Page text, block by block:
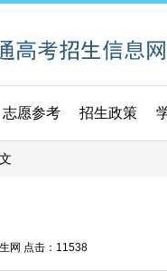
志愿参考 招生政策
网 点击： 11538